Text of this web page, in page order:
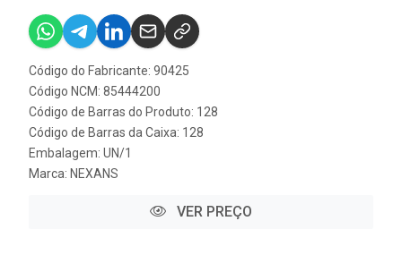
Código do Fabricante: 90425
Código NCM: 85444200
Código de Barras do Produto: 128
Código de Barras da Caixa: 128
Embalagem: UN/1
Marca: NEXANS
VER PREÇO